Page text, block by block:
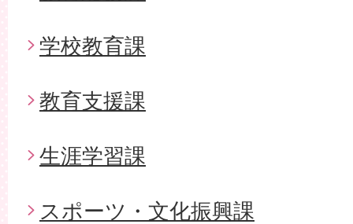
学校教育課
教育支援課
生涯学習課
スポーツ・文化振興課